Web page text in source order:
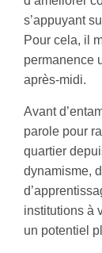
s’appuyant
Pour cela, il
permanence
après-midi.
Avant
parole pour
quartier
dynamisme,
institutions à
un potentiel